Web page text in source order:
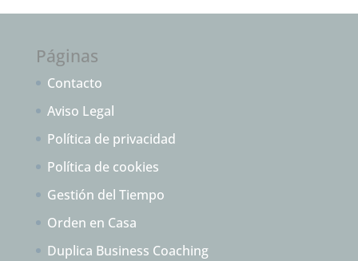
Páginas
Contacto
Aviso Legal
Política de privacidad
Política de cookies
Gestión del Tiempo
Orden en Casa
Duplica Business Coaching